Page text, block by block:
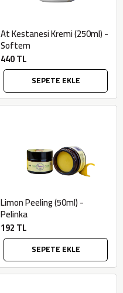
At Kestanesi Kremi (250ml) -
Softem
440 TL
SEPETE EKLE
Limon Peeling (50ml) -
Pelinka
192 TL
SEPETE EKLE